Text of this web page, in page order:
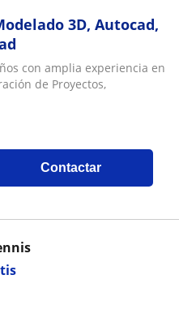
3D, Autocad,
con amplia experiencia en
de Proyectos,
Contactar